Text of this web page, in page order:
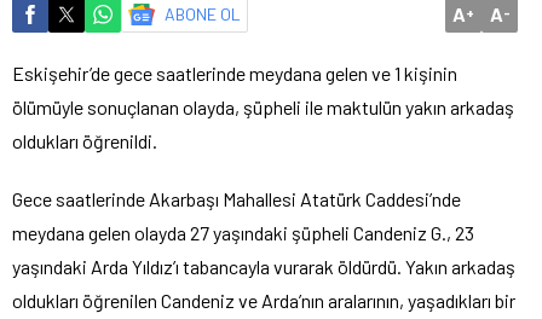
ABONE OL A+ A-
Eskişehir’de gece saatlerinde meydana gelen ve 1 kişinin
ölümüyle sonuçlanan olayda, şüpheli ile maktulün yakın arkadaş
oldukları öğrenildi.
Gece saatlerinde Akarbaşı Mahallesi Atatürk Caddesi’nde
meydana gelen olayda 27 yaşındaki şüpheli Candeniz G., 23
yaşındaki Arda Yıldız’ı tabancayla vurarak öldürdü. Yakın arkadaş
oldukları öğrenilen Candeniz ve Arda’nın aralarının, yaşadıkları bir